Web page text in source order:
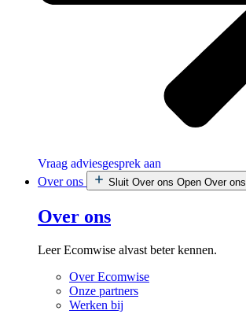
Vraag adviesgesprek aan
Over ons
Sluit Over ons Open Over ons
Over ons
Leer Ecomwise alvast beter kennen.
Over Ecomwise
Onze partners
Werken bij